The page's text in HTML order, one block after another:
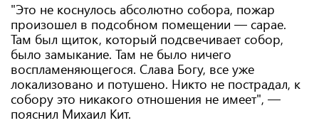
"Это не коснулось абсолютно собора, пожар
произошел в подсобном помещении — сарае.
Там был щиток, который подсвечивает собор,
было замыкание. Там не было ничего
воспламеняющегося. Слава Богу, все уже
локализовано и потушено. Никто не пострадал, к
собору это никакого отношения не имеет", —
пояснил Михаил Кит.